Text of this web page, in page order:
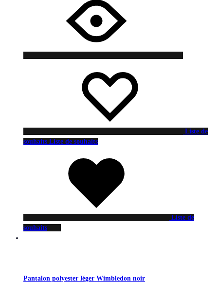
Liste de
souhaits Liste de souhaits
Liste de
souhaits
Pantalon polyester léger Wimbledon noir